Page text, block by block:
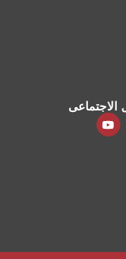
الاجتماعى